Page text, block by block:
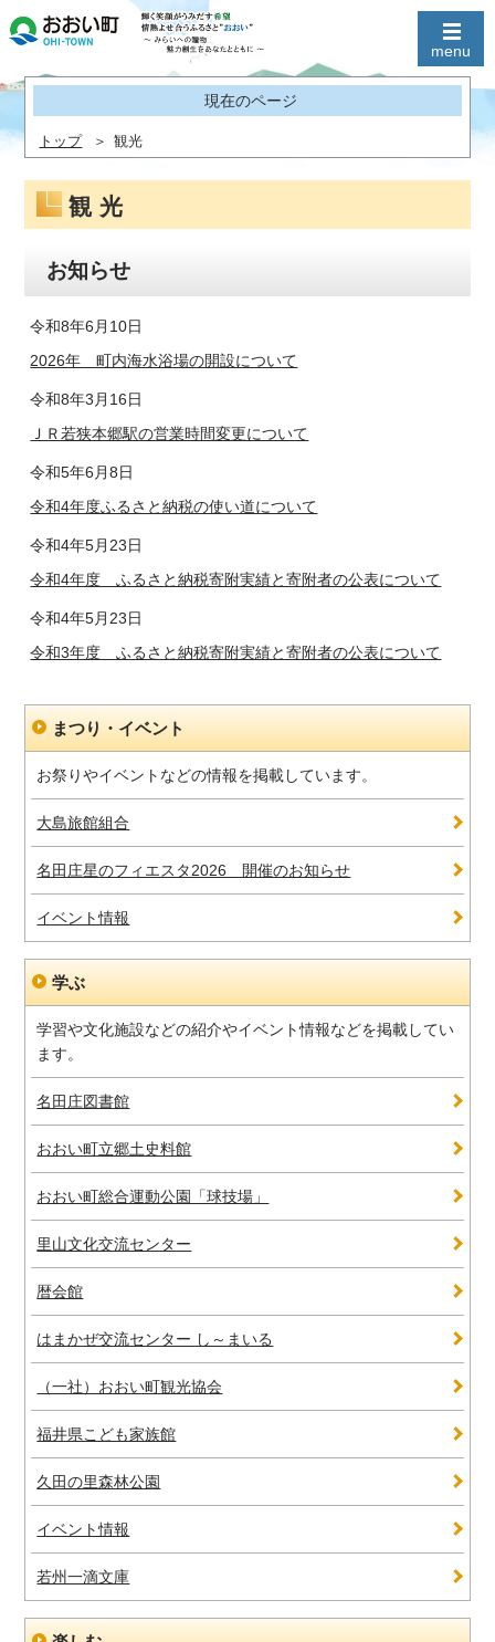
現在のページ
トップ 観光
観光
お知らせ
令和8年6月10日
2026年 町内海水浴場の開設について
令和8年3月16日
ＪＲ若狭本郷駅の営業時間変更について
令和5年6月8日
令和4年度ふるさと納税の使い道について
令和4年5月23日
令和4年度 ふるさと納税寄附実績と寄附者の公表について
令和4年5月23日
令和3年度 ふるさと納税寄附実績と寄附者の公表について
まつり・イベント
お祭りやイベントなどの情報を掲載しています。
大島旅館組合
名田庄星のフィエスタ2026 開催のお知らせ
イベント情報
学ぶ
学習や文化施設などの紹介やイベント情報などを掲載してい
ます。
名田庄図書館
おおい町立郷土史料館
おおい町総合運動公園「球技場」
里山文化交流センター
暦会館
はまかぜ交流センター し～まいる
（一社）おおい町観光協会
福井県こども家族館
久田の里森林公園
イベント情報
若州一滴文庫